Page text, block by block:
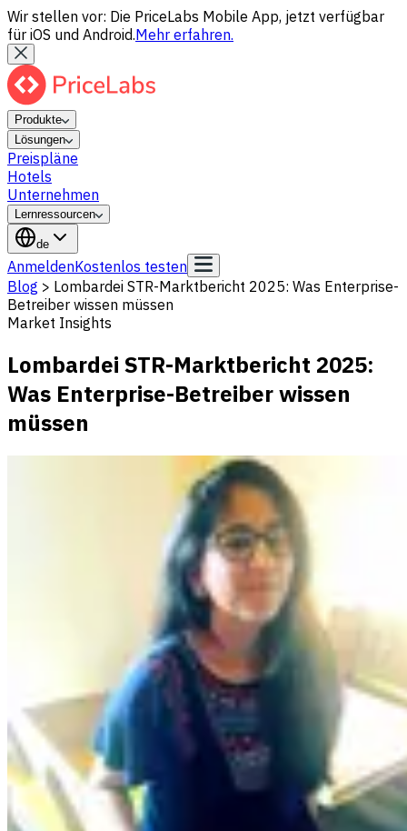
Wir stellen vor: Die PriceLabs Mobile App, jetzt verfügbar
für iOS und Android.Mehr erfahren.
Produkte
Lösungen
Preispläne
Hotels
Unternehmen
Lernressourcen
de
AnmeldenKostenlos testen
Blog > Lombardei STR-Marktbericht 2025: Was Enterprise-
Betreiber wissen müssen
Market Insights
Lombardei STR-Marktbericht 2025:
Was Enterprise-Betreiber wissen
müssen